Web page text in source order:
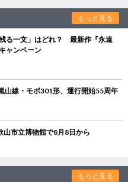
もっと見る
る一文」はどれ？ 最新作『永遠
ャンペーン
線・モボ301形、運行開始55周年
市立博物館で8月8日から
もっと見る